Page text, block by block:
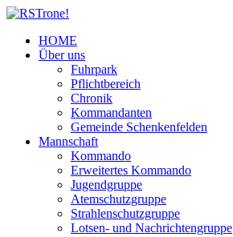
HOME
Über uns
Fuhrpark
Pflichtbereich
Chronik
Kommandanten
Gemeinde Schenkenfelden
Mannschaft
Kommando
Erweitertes Kommando
Jugendgruppe
Atemschutzgruppe
Strahlenschutzgruppe
Lotsen- und Nachrichtengruppe